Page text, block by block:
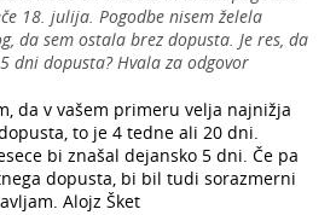
18. julija. Pogodbe nisem želela
da sem ostala brez dopusta. Je res, da
dni dopusta? Hvala za odgovor
da v vašem primeru velja najnižja
to je 4 tedne ali 20 dni.
bi znašal dejansko 5 dni. Če pa
dopusta, bi bil tudi sorazmerni
Alojz Šket